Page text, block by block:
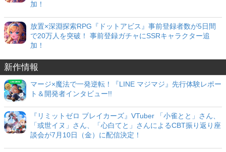
加！
放置×深淵探索RPG『ドットアビス』事前登録者数が5日間
で20万人を突破！ 事前登録ガチャにSSRキャラクター追
加！
新作情報
マージ×魔法で一発逆転！『LINE マジマジ』先行体験レポー
ト＆開発者インタビュー!!
『リミットゼロ ブレイカーズ』VTuber 「小雀とと」さん、
「或世イヌ」さん、「心白てと」さんによるCBT振り返り座
談会が7月10日（金）に配信決定！